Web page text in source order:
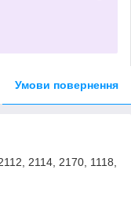
Умови повернення
2114, 2170, 1118,